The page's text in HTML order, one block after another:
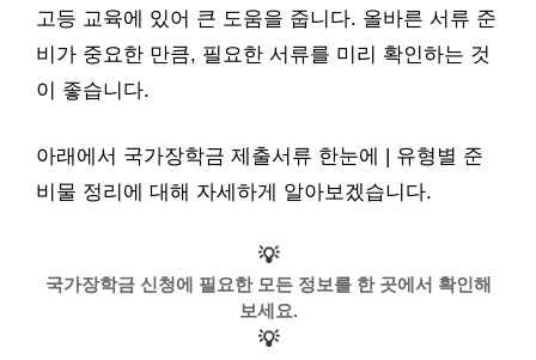
고등 교육에 있어 큰 도움을 줍니다. 올바른 서류 준
비가 중요한 만큼, 필요한 서류를 미리 확인하는 것
이 좋습니다.
아래에서 국가장학금 제출서류 한눈에 | 유형별 준
비물 정리에 대해 자세하게 알아보겠습니다.
💡
국가장학금 신청에 필요한 모든 정보를 한 곳에서 확인해
보세요.
💡